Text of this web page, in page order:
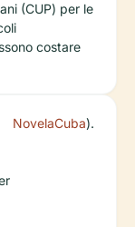
(CUP) per le
costare
NovelaCuba).